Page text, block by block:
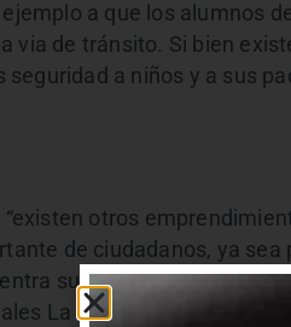
a que los alumnos
de tránsito. Si bien
a niños y a sus
otros
de ciudadanos, ya sea
su fuente de trabajo”.
La Hacienda, La